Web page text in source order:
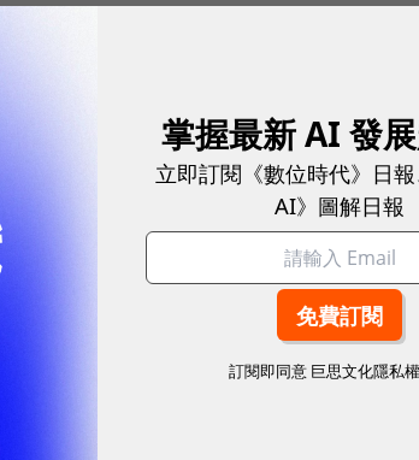
統建置技術與分工流程，他看準未來建
見底，「公司差點就收掉！」周谷樺
電工程，所幸到2010年需求回升，逐漸
於2014年取得台積電氣體二次配工程
，銳澤業務迅速成長，5年內營收由新
戶，2022年營收首度突破20億大關、
掌握最新 AI 發展
立即訂閱《數位時代》日
AI》圖解日報
訂閱即同意 巨思文化隱私